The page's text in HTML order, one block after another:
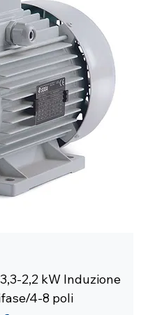
2,2 kW Induzione
4-8 poli